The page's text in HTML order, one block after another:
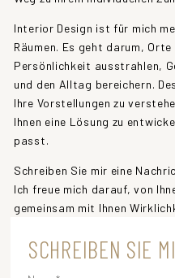
Interior Design ist für mich
Räumen. Es geht darum,
Persönlichkeit ausstrahlen,
und den Alltag bereichern.
Ihre Vorstellungen zu
Ihnen eine Lösung zu
passt.
Schreiben Sie mir eine
Ich freue mich darauf, von
gemeinsam mit Ihnen
SCHREIBEN SIE